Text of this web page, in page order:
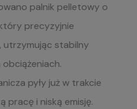
palnik pelletowy o
precyzyjnie
utrzymując stabilny
pyły już w trakcie
pracę i niską emisję.